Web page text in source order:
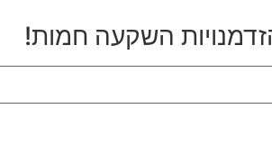
השקעה חמות!